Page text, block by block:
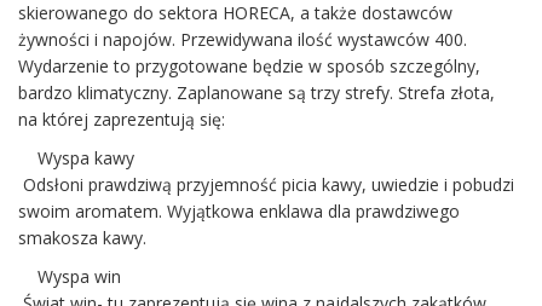
skierowanego do sektora HORECA, a także dostawców
żywności i napojów. Przewidywana ilość wystawców 400.
Wydarzenie to przygotowane będzie w sposób szczególny,
bardzo klimatyczny. Zaplanowane są trzy strefy. Strefa złota,
na której zaprezentują się:
Wyspa kawy
Odsłoni prawdziwą przyjemność picia kawy, uwiedzie i pobudzi
swoim aromatem. Wyjątkowa enklawa dla prawdziwego
smakosza kawy.
Wyspa win